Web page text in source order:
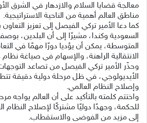
معالجة قضايا السلام والازدهار في الشرق
مناطق العالم أهمية من الناحية الاستراتيجية.
كما دعا الأمير تركي الفيصل إلى تعزيز التعاون
السعودية وكندا، مشيرًا إلى أن البلدين،
المتوسطة، يمكن أن يؤديا دورًا مهمًا في
الانتقالية الراهنة، والإسهام في صياغة نظام
وحذّر الأمير تركي الفيصل من تصاعد
الأيديولوجي، في ظل مرحلة دولية دقيقة
وإصلاح النظام العالمي.
واختتم كلمته بالتأكيد على أن العالم يواجه
للحكمة، وجهدًا دوليًا مشتركًا لإصلاح النظام
إلى مزيد من الفوضى والاستقطاب.